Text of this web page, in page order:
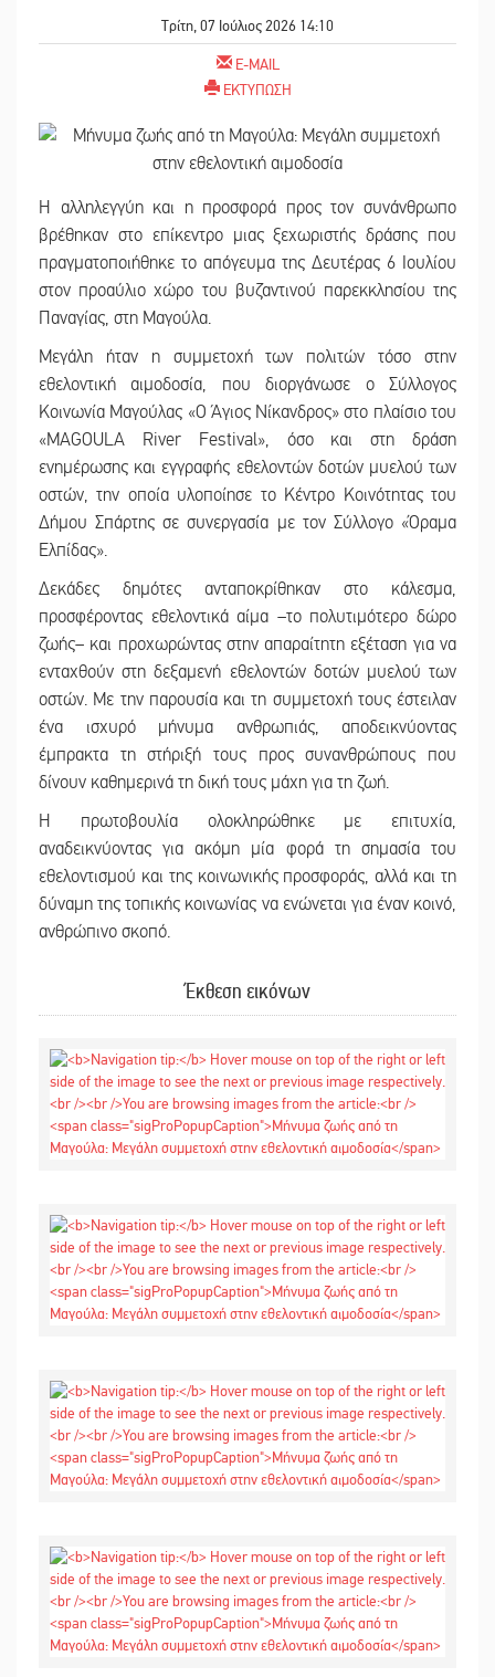
Τρίτη, 07 Ιούλιος 2026 14:10
E-MAIL
ΕΚΤΥΠΩΣΗ
Η αλληλεγγύη και η προσφορά προς τον συνάνθρωπο
βρέθηκαν στο επίκεντρο μιας ξεχωριστής δράσης που
πραγματοποιήθηκε το απόγευμα της Δευτέρας 6 Ιουλίου
στον προαύλιο χώρο του βυζαντινού παρεκκλησίου της
Παναγίας, στη Μαγούλα.
Μεγάλη ήταν η συμμετοχή των πολιτών τόσο στην
εθελοντική αιμοδοσία, που διοργάνωσε ο Σύλλογος
Κοινωνία Μαγούλας «Ο Άγιος Νίκανδρος» στο πλαίσιο του
«MAGOULA River Festival», όσο και στη δράση
ενημέρωσης και εγγραφής εθελοντών δοτών μυελού των
οστών, την οποία υλοποίησε το Κέντρο Κοινότητας του
Δήμου Σπάρτης σε συνεργασία με τον Σύλλογο «Όραμα
Ελπίδας».
Δεκάδες δημότες ανταποκρίθηκαν στο κάλεσμα,
προσφέροντας εθελοντικά αίμα –το πολυτιμότερο δώρο
ζωής– και προχωρώντας στην απαραίτητη εξέταση για να
ενταχθούν στη δεξαμενή εθελοντών δοτών μυελού των
οστών. Με την παρουσία και τη συμμετοχή τους έστειλαν
ένα ισχυρό μήνυμα ανθρωπιάς, αποδεικνύοντας
έμπρακτα τη στήριξή τους προς συνανθρώπους που
δίνουν καθημερινά τη δική τους μάχη για τη ζωή.
Η πρωτοβουλία ολοκληρώθηκε με επιτυχία,
αναδεικνύοντας για ακόμη μία φορά τη σημασία του
εθελοντισμού και της κοινωνικής προσφοράς, αλλά και τη
δύναμη της τοπικής κοινωνίας να ενώνεται για έναν κοινό,
ανθρώπινο σκοπό.
Έκθεση εικόνων